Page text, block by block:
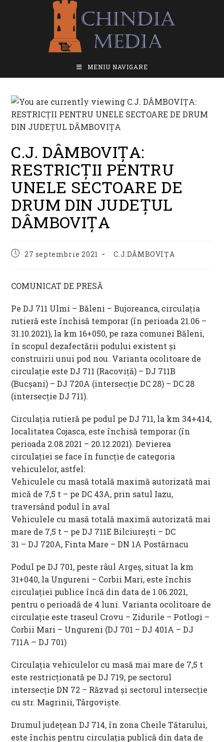
MENIU NAVIGARE
C.J. DÂMBOVIȚA:
RESTRICȚII PENTRU
UNELE SECTOARE DE
DRUM DIN JUDEȚUL
DÂMBOVIȚA
Post27 septembrie 2021
Post
C.J.DÂMBOVIȚA
COMUNICAT DE PRESĂ
Pe DJ 711 Ulmi – Băleni – Bujoreanca, circulația
rutieră este închisă temporar (în perioada 21.06 –
31.10.2021), la km 16+050, pe raza comunei Băleni,
în scopul dezafectării podului existent și
construirii unui pod nou. Varianta ocolitoare de
circulație este DJ 711 (Racoviță) – DJ 711B
(Bucșani) – DJ 720A (intersecție DC 28) – DC 28
(intersecție DJ 711).
Circulația rutieră pe podul pe DJ 711, la km 34+414,
localitatea Cojasca, este închisă temporar (în
perioada 2.08.2021 – 20.12.2021). Devierea
circulației se face în funcție de categoria
vehiculelor, astfel:
Vehiculele cu masă totală maximă autorizată mai
mică de 7,5 t – pe DC 43A, prin satul Iazu,
traversând podul în aval
Vehiculele cu masă totală maximă autorizată mai
mare de 7,5 t – pe DJ 711E Bilciurești – DC
31 – DJ 720A, Finta Mare – DN 1A Postârnacu
Podul pe DJ 701, peste râul Argeș, situat la km
31+040, la Ungureni – Corbii Mari, este închis
circulației publice încă din data de 1.06.2021,
pentru o perioadă de 4 luni. Varianta ocolitoare de
circulație este traseul Crovu – Zidurile – Potlogi –
Corbii Mari – Ungureni (DJ 701 – DJ 401A – DJ
711A – DJ 701)
Circulația vehiculelor cu masă mai mare de 7,5 t
este restricționată pe DJ 719, pe sectorul
intersecție DN 72 – Răzvad și sectorul intersecție
cu str. Magrinii, Târgoviște.
Drumul județean DJ 714, în zona Cheile Tătarului,
este închis pentru circulația publică din data de